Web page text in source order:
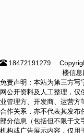
18472191279
楼信息
免责声明：本站为第三方写
网公开资料及人工整理，仅
业管理方、开发商、运营方
合作关系，亦不代表其发布
部分信息（包括但不限于文
机构或广告展示内容，仅用